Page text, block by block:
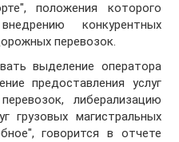
положения которого
конкурентных
перевозок.
выделение оператора
предоставления услуг
либерализацию
грузовых магистральных
говорится в отчете